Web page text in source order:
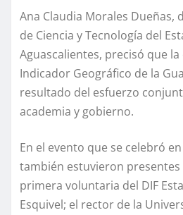
Ana Claudia Morales
de Ciencia y Tecnología del
Aguascalientes, precisó que
Indicador Geográfico de la
resultado del esfuerzo
academia y gobierno.
En el evento que se celebró
también estuvieron
primera voluntaria del DIF
Esquivel; el rector de la